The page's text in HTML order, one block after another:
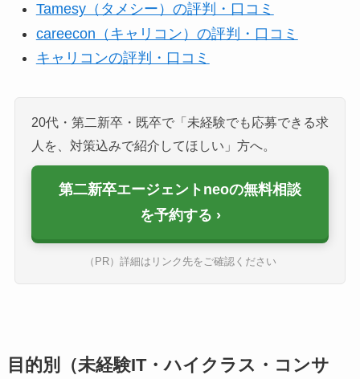
Tamesy（タメシー）の評判・口コミ
careecon（キャリコン）の評判・口コミ
キャリコンの評判・口コミ
20代・第二新卒・既卒で「未経験でも応募できる求
人を、対策込みで紹介してほしい」方へ。
第二新卒エージェントneoの無料相談
を予約する
（PR）詳細はリンク先をご確認ください
目的別（未経験IT・ハイクラス・コンサ